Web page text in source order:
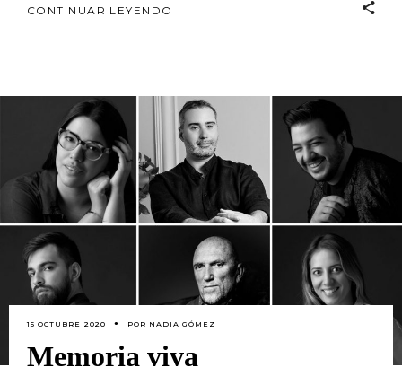
CONTINUAR LEYENDO
15 OCTUBRE 2020 POR NADIA GÓMEZ
Memoria viva